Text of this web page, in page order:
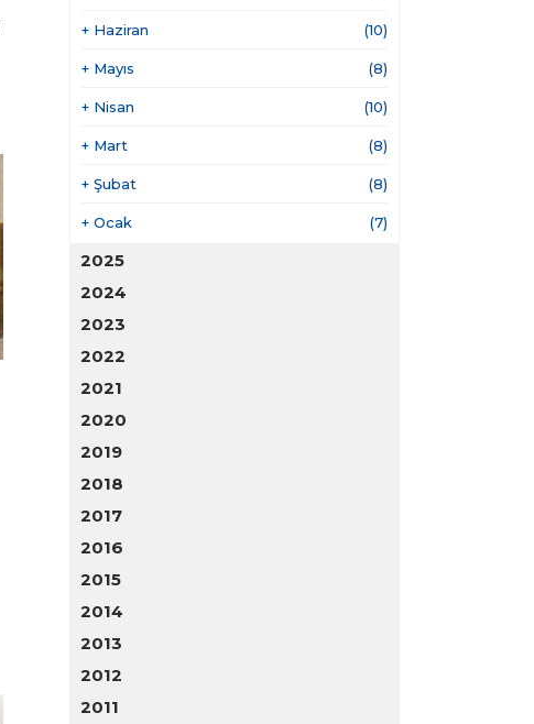
+ Haziran (10)
+ Mayıs (8)
+ Nisan (10)
+ Mart (8)
+ Şubat (8)
+ Ocak (7)
2025
2024
2023
2022
2021
2020
2019
2018
2017
2016
2015
2014
2013
2012
2011